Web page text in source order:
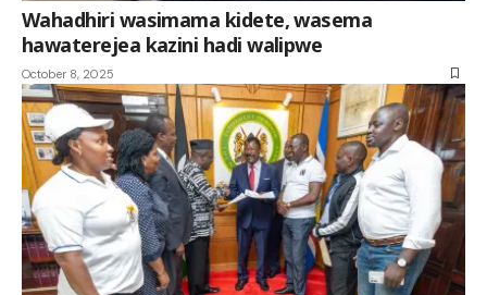
Wahadhiri wasimama kidete, wasema
hawaterejea kazini hadi walipwe
October 8, 2025